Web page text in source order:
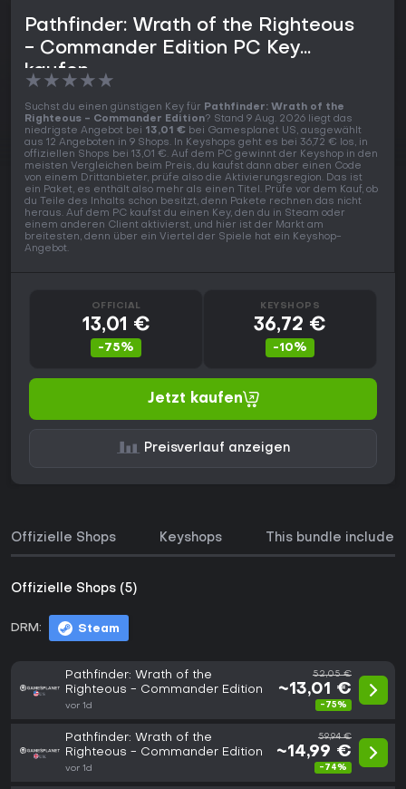
Pathfinder: Wrath of the Righteous
- Commander Edition PC Key
kaufen
★★★★★
Suchst du einen günstigen Key für Pathfinder: Wrath of the
Righteous - Commander Edition? Stand 9 Aug. 2026 liegt das
niedrigste Angebot bei 13,01 € bei Gamesplanet US, ausgewählt
aus 12 Angeboten in 9 Shops. In Keyshops geht es bei 36,72 € los, in
offiziellen Shops bei 13,01 €. Auf dem PC gewinnt der Keyshop in den
meisten Vergleichen beim Preis, du kaufst dann aber einen Code
von einem Drittanbieter, prüfe also die Aktivierungsregion. Das ist
ein Paket, es enthält also mehr als einen Titel. Prüfe vor dem Kauf, ob
du Teile des Inhalts schon besitzt, denn Pakete rechnen das nicht
heraus. Auf dem PC kaufst du einen Key, den du in Steam oder
einem anderen Client aktivierst, und hier ist der Markt am
breitesten, denn über ein Viertel der Spiele hat ein Keyshop-
Angebot.
OFFICIAL
13,01 €
-75%
KEYSHOPS
36,72 €
-10%
Jetzt kaufen
Preisverlauf anzeigen
Offizielle Shops Keyshops This bundle includes
Offizielle Shops (5)
DRM: Steam
Pathfinder: Wrath of the
Righteous - Commander Edition
vor 1d
52,05 €
~13,01 €
-75%
Pathfinder: Wrath of the
Righteous - Commander Edition
vor 1d
59,94 €
~14,99 €
-74%